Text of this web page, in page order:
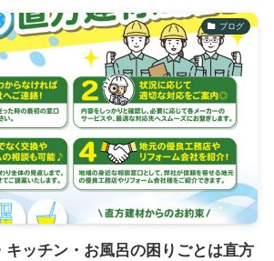
ブログ
キッチン・お風呂の困りごとは直方